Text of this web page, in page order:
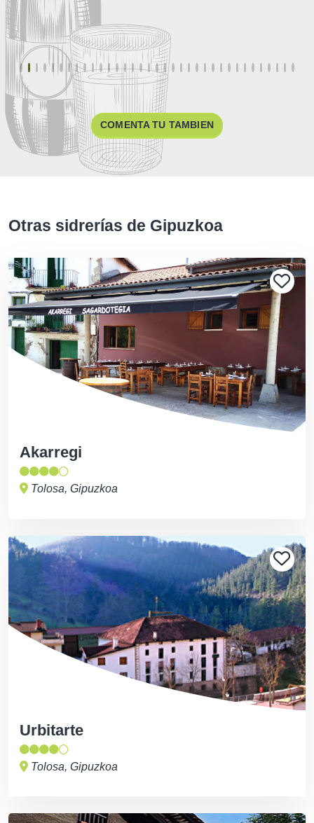
COMENTA TU TAMBIEN
Otras sidrerías de Gipuzkoa
Akarregi
Tolosa, Gipuzkoa
Urbitarte
Tolosa, Gipuzkoa